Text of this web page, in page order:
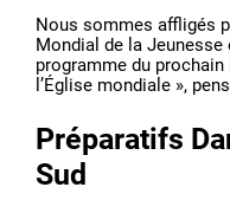
Nous sommes affligés
Mondial de la
programme du prochain
l’Église mondiale »,
Préparatifs
Sud